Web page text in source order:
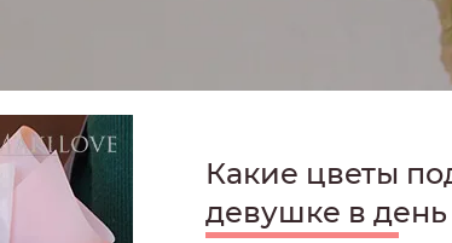
Какие цветы
девушке в